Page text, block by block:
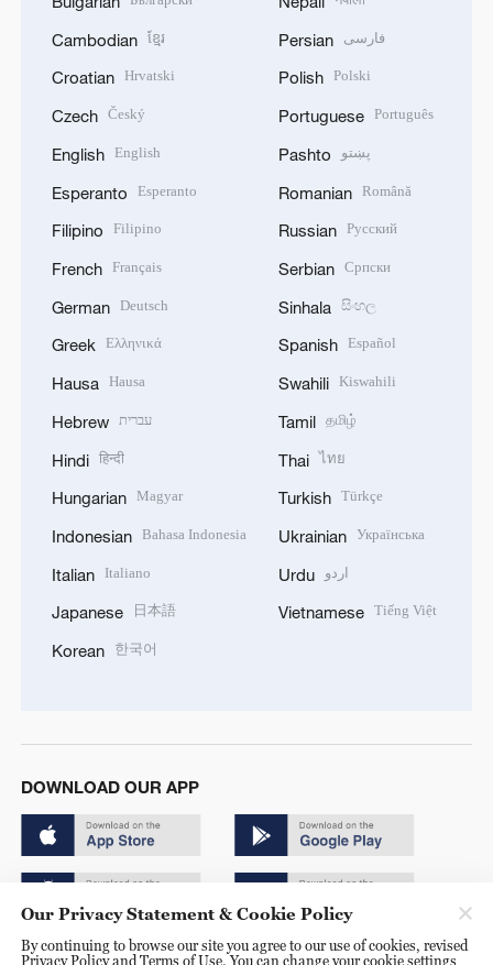
Cambodian ខ្មែរ
Croatian Hrvatski
Czech Český
English English
Esperanto Esperanto
Filipino Filipino
French Français
German Deutsch
Greek Ελληνικά
Hausa Hausa
Hebrew עברית
Hindi हिन्दी
Hungarian Magyar
Indonesian Bahasa Indonesia
Italian Italiano
Japanese 日本語
Korean 한국어
Persian فارسی
Polish Polski
Portuguese Português
Pashto پښتو
Romanian Română
Russian Русский
Serbian Српски
Sinhala සිංහල
Spanish Español
Swahili Kiswahili
Tamil தமிழ்
Thai ไทย
Turkish Türkçe
Ukrainian Українська
Urdu اردو
Vietnamese Tiếng Việt
DOWNLOAD OUR APP
Copyright © 2024 CGTN.
Our Privacy Statement & Cookie Policy
By continuing to browse our site you agree to our use of cookies, revised
Privacy Policy and Terms of Use. You can change your cookie settings